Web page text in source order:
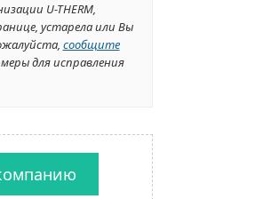
U-THERM,
устарела или Вы
сообщите
для исправления